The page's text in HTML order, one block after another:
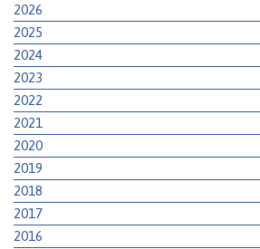
2026
2025
2024
2023
2022
2021
2020
2019
2018
2017
2016